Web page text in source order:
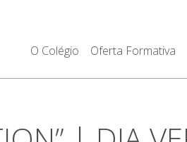
O Colégio Oferta Formativa